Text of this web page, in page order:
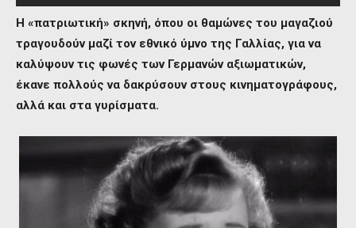
Η «πατριωτική» σκηνή, όπου οι θαμώνες του μαγαζιού
τραγουδούν μαζί τον εθνικό ύμνο της Γαλλίας, για να
καλύψουν τις φωνές των Γερμανών αξιωματικών,
έκανε πολλούς να δακρύσουν στους κινηματογράφους,
αλλά και στα γυρίσματα.